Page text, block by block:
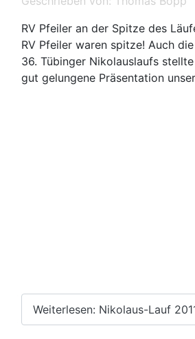
RV Pfeiler an der Spitze des
RV Pfeiler waren spitze! Auch
36. Tübinger Nikolauslaufs
gut gelungene Präsentation
Weiterlesen: Nikolaus-Lauf